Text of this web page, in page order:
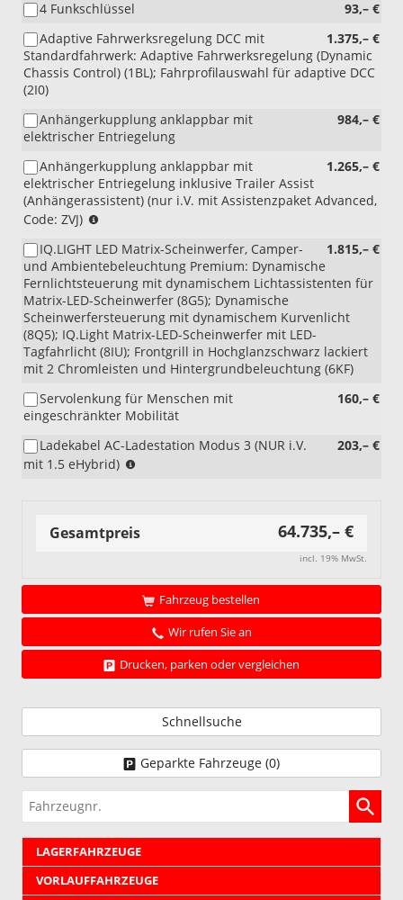
93,– €
4 Funkschlüssel
1.375,– €
Adaptive Fahrwerksregelung DCC mit
Standardfahrwerk: Adaptive Fahrwerksregelung (Dynamic
Chassis Control) (1BL); Fahrprofilauswahl für adaptive DCC
(2I0)
984,– €
Anhängerkupplung anklappbar mit
elektrischer Entriegelung
1.265,– €
Anhängerkupplung anklappbar mit
elektrischer Entriegelung inklusive Trailer Assist
(Anhängerassistent) (nur i.V. mit Assistenzpaket Advanced,
Code: ZVJ)
mit
Assistenzpaket
Advanced,
Code:
ZVJ)
1.815,– €
IQ.LIGHT LED Matrix-Scheinwerfer, Camper-
und Ambientebeleuchtung Premium: Dynamische
Fernlichtsteuerung mit dynamischem Lichtassistenten für
Matrix-LED-Scheinwerfer (8G5); Dynamische
Scheinwerfersteuerung mit dynamischem Kurvenlicht
(8Q5); IQ.Light Matrix-LED-Scheinwerfer mit LED-
Tagfahrlicht (8IU); Frontgrill in Hochglanzschwarz lackiert
mit 2 Chromleisten und Hintergrundbeleuchtung (6KF)
160,– €
Servolenkung für Menschen mit
eingeschränkter Mobilität
203,– €
Ladekabel AC-Ladestation Modus 3 (NUR i.V.
mit 1.5 eHybrid)
eHybrid)
Gesamtpreis 64.735,– €
incl. 19% MwSt.
Fahrzeug bestellen
Wir rufen Sie an
Drucken, parken oder vergleichen
Schnellsuche
Geparkte Fahrzeuge (0)
Fahrzeugnr.
LAGERFAHRZEUGE
VORLAUFFAHRZEUGE